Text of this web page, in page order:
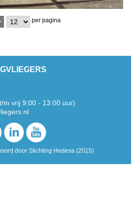
per pagina
m vrij 9:00 - 13:00 uur)
door Stichting Hedesa (2015)